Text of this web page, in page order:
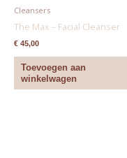
Cleansers
The Max – Facial Cleanser
€45,00
Toevoegen aan
winkelwagen